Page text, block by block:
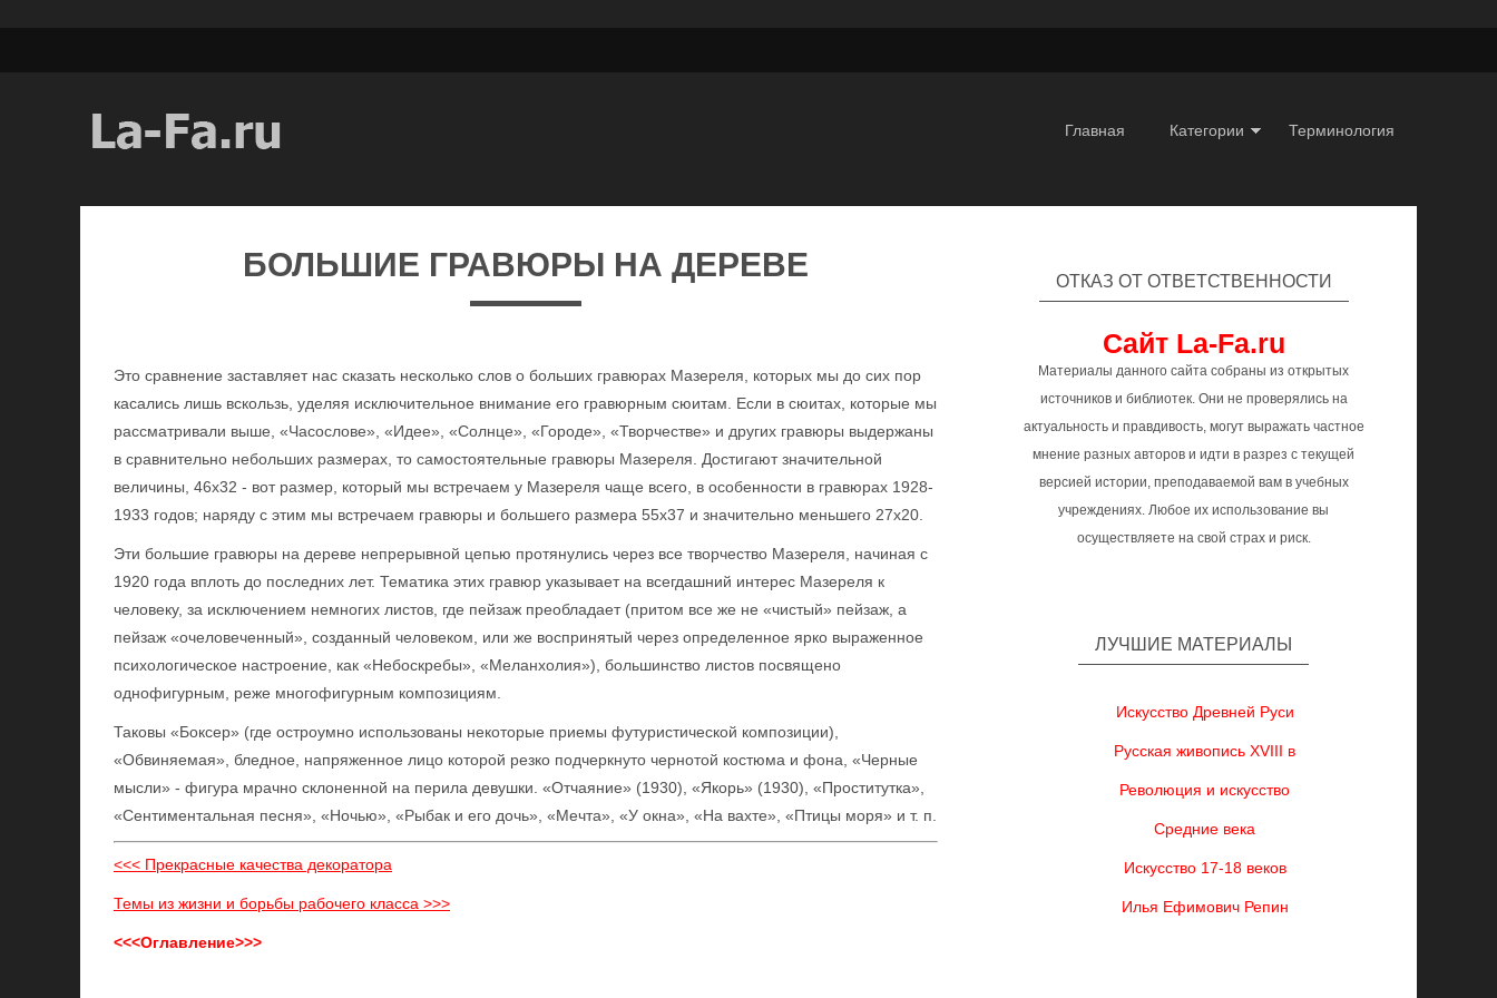
Главная Категории Терминология
БОЛЬШИЕ ГРАВЮРЫ НА ДЕРЕВЕ
Это сравнение заставляет нас сказать несколько слов о больших гравюрах Мазереля, которых мы до сих пор
касались лишь вскользь, уделяя исключительное внимание его гравюрным сюитам. Если в сюитах, которые мы
рассматривали выше, «Часослове», «Идее», «Солнце», «Городе», «Творчестве» и других гравюры выдержаны
в сравнительно небольших размерах, то самостоятельные гравюры Мазереля. Достигают значительной
величины, 46x32 - вот размер, который мы встречаем у Мазереля чаще всего, в особенности в гравюрах 1928-
1933 годов; наряду с этим мы встречаем гравюры и большего размера 55x37 и значительно меньшего 27x20.
Эти большие гравюры на дереве непрерывной цепью протянулись через все творчество Мазереля, начиная с
1920 года вплоть до последних лет. Тематика этих гравюр указывает на всегдашний интерес Мазереля к
человеку, за исключением немногих листов, где пейзаж преобладает (притом все же не «чистый» пейзаж, а
пейзаж «очеловеченный», созданный человеком, или же воспринятый через определенное ярко выраженное
психологическое настроение, как «Небоскребы», «Меланхолия»), большинство листов посвящено
однофигурным, реже многофигурным композициям.
Таковы «Боксер» (где остроумно использованы некоторые приемы футуристической композиции),
«Обвиняемая», бледное, напряженное лицо которой резко подчеркнуто чернотой костюма и фона, «Черные
мысли» - фигура мрачно склоненной на перила девушки. «Отчаяние» (1930), «Якорь» (1930), «Проститутка»,
«Сентиментальная песня», «Ночью», «Рыбак и его дочь», «Мечта», «У окна», «На вахте», «Птицы моря» и т. п.
<<< Прекрасные качества декоратора
Темы из жизни и борьбы рабочего класса >>>
<<<Оглавление>>>
ОТКАЗ ОТ ОТВЕТСТВЕННОСТИ
Сайт La-Fa.ru
Материалы данного сайта собраны из открытых
источников и библиотек. Они не проверялись на
актуальность и правдивость, могут выражать частное
мнение разных авторов и идти в разрез с текущей
версией истории, преподаваемой вам в учебных
учреждениях. Любое их использование вы
осуществляете на свой страх и риск.
ЛУЧШИЕ МАТЕРИАЛЫ
Искусство Древней Руси
Русская живопись XVIII в
Революция и искусство
Средние века
Искусство 17-18 веков
Илья Ефимович Репин